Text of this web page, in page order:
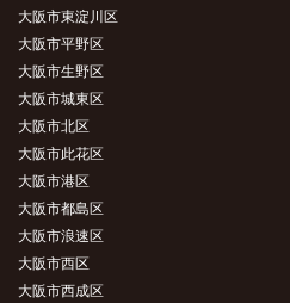
大阪市東淀川区
大阪市平野区
大阪市生野区
大阪市城東区
大阪市北区
大阪市此花区
大阪市港区
大阪市都島区
大阪市浪速区
大阪市西区
大阪市西成区